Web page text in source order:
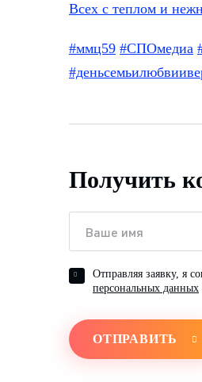
Всех с теплом и
#ммц59 #СПОмедиа
Получить
Отправляя заявку, я
персональных данных
ОТПРАВИТЬ